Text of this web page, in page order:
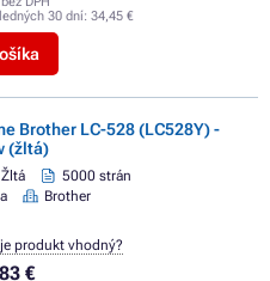
30 dní: 34,45 €
Brother LC-528 (LC528Y) -
(žltá)
Žltá
5000 strán
Brother
€
produkt vhodný?